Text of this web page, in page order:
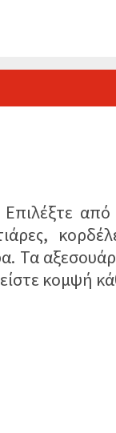
Τα
κομψή